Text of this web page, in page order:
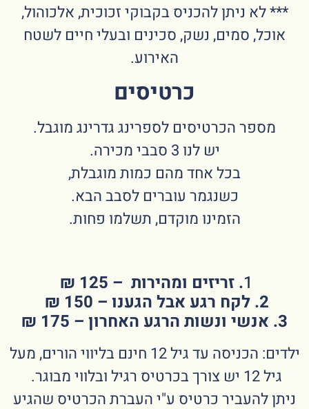
*** לא ניתן להכניס בקבוקי זכוכית, אלכוהול,
אוכל, סמים, נשק, סכינים ובעלי חיים לשטח
האירוע.
כרטיסים
מספר הכרטיסים לספרינג גדרינג מוגבל.
יש לנו 3 סבבי מכירה.
בכל אחד מהם כמות מוגבלת,
כשנגמר עוברים לסבב הבא.
הזמינו מוקדם, תשלמו פחות.
1. זריזים ומהירות – 125 ₪
2. לקח רגע אבל הגענו – 150 ₪
3. אנשי ונשות הרגע האחרון – 175 ₪
ילדים: הכניסה עד גיל 12 חינם בליווי הורים, מעל
גיל 12 יש צורך בכרטיס רגיל ובלווי מבוגר.
ניתן להעביר כרטיס ע"י העברת הכרטיס שהגיע